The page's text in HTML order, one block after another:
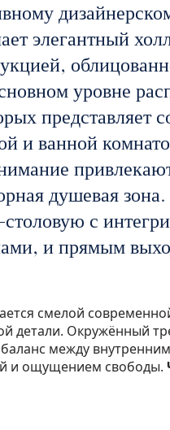
элегантный
уровне
представляет
и ванной
душевая
с
и прямым
смелой
детали. Окружённый
между
и ощущением свободы.